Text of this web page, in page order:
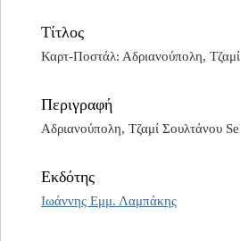
Τίτλος
Καρτ-Ποστάλ: Αδριανούπολη,
Περιγραφή
Αδριανούπολη, Τζαμί Σουλτάνου
Εκδότης
Ιωάννης Εμμ. Λαμπάκης